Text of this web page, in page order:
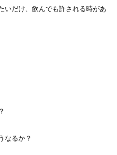
いだけ、飲んでも許される時があ
なるか？